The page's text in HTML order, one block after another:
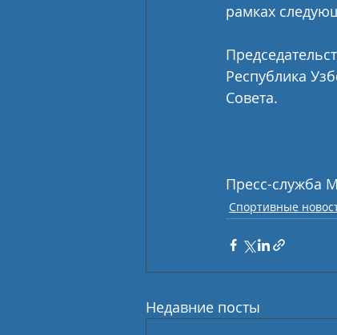
рамках
Республика
Совета.
Пресс-служба
Спортивные
Недавние посты